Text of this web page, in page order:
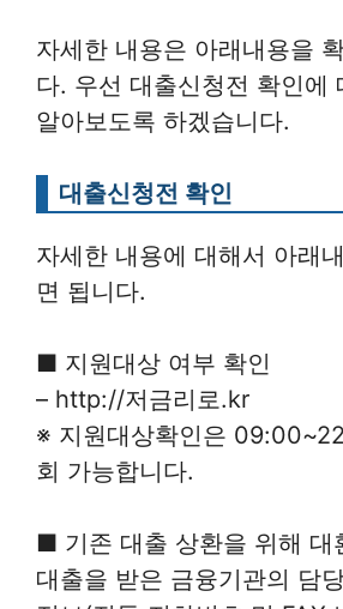
자세한 내용은 아래내용을
다. 우선 대출신청전 확인에
알아보도록 하겠습니다.
대출신청전 확인
자세한 내용에 대해서 아래
면 됩니다.
■ 지원대상 여부 확인
– http://저금리로.kr
※ 지원대상확인은
회 가능합니다.
■ 기존 대출 상환을 위해 대
대출을 받은 금융기관의 담